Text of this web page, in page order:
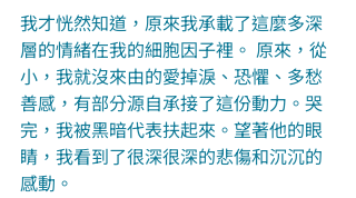
我才恍然知道，原來我承載了這麼多深
層的情緒在我的細胞因子裡。 原來，從
小，我就沒來由的愛掉淚、恐懼、多愁
善感，有部分源自承接了這份動力。哭
完，我被黑暗代表扶起來。望著他的眼
睛，我看到了很深很深的悲傷和沉沉的
感動。